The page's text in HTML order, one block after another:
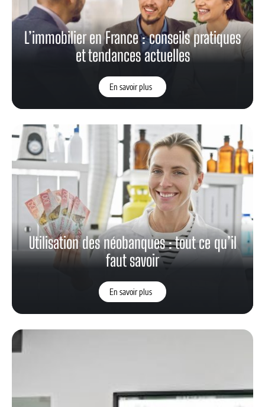
L’immobilier en France : conseils pratiques
et tendances actuelles
En savoir plus
Utilisation des néobanques : tout ce qu’il
faut savoir
En savoir plus